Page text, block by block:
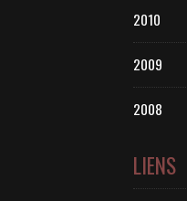
2010
2009
2008
LIENS